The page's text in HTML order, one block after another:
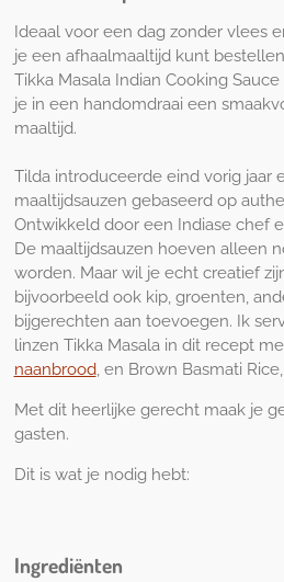
Ideaal voor een dag zonder vlees
je een afhaalmaaltijd kunt
Tikka Masala Indian Cooking Sauce
je in een handomdraai een
maaltijd.
Tilda introduceerde eind vorig jaar
maaltijdsauzen gebaseerd op
Ontwikkeld door een Indiase chef
De maaltijdsauzen hoeven alleen
worden. Maar wil je echt creatief
bijvoorbeeld ook kip, groenten,
bijgerechten aan toevoegen. Ik
linzen Tikka Masala in dit recept
naanbrood, en Brown Basmati
Met dit heerlijke gerecht maak je
gasten.
Dit is wat je nodig hebt:
Ingrediënten